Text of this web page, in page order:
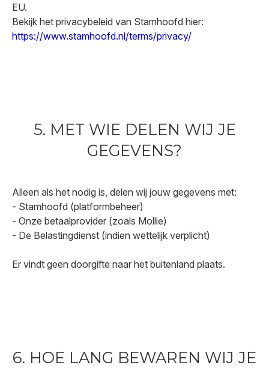
EU.
Bekijk het privacybeleid van Stamhoofd hier:
https://www.stamhoofd.nl/terms/privacy/
5. MET WIE DELEN WIJ JE
GEGEVENS?
Alleen als het nodig is, delen wij jouw gegevens met:
- Stamhoofd (platformbeheer)
- Onze betaalprovider (zoals Mollie)
- De Belastingdienst (indien wettelijk verplicht)
Er vindt geen doorgifte naar het buitenland plaats.
6. HOE LANG BEWAREN WIJ JE